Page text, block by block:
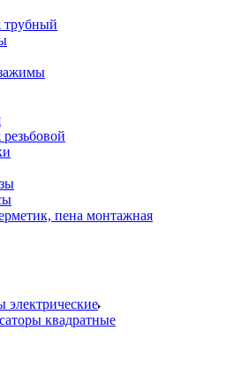
трубный
пена монтажная
электрические
квадратные